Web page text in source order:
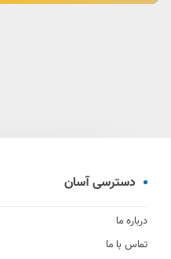
دسترسی آسان
درباره ما
تماس با ما